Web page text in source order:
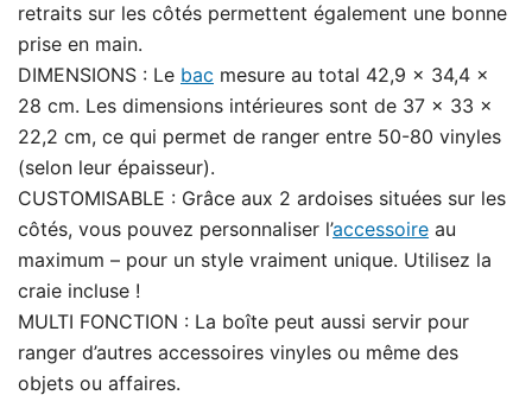
retraits sur les côtés permettent également une bonne
prise en main.
DIMENSIONS : Le bac mesure au total 42,9 x 34,4 x
28 cm. Les dimensions intérieures sont de 37 x 33 x
22,2 cm, ce qui permet de ranger entre 50-80 vinyles
(selon leur épaisseur).
CUSTOMISABLE : Grâce aux 2 ardoises situées sur les
côtés, vous pouvez personnaliser l’accessoire au
maximum – pour un style vraiment unique. Utilisez la
craie incluse !
MULTI FONCTION : La boîte peut aussi servir pour
ranger d’autres accessoires vinyles ou même des
objets ou affaires.